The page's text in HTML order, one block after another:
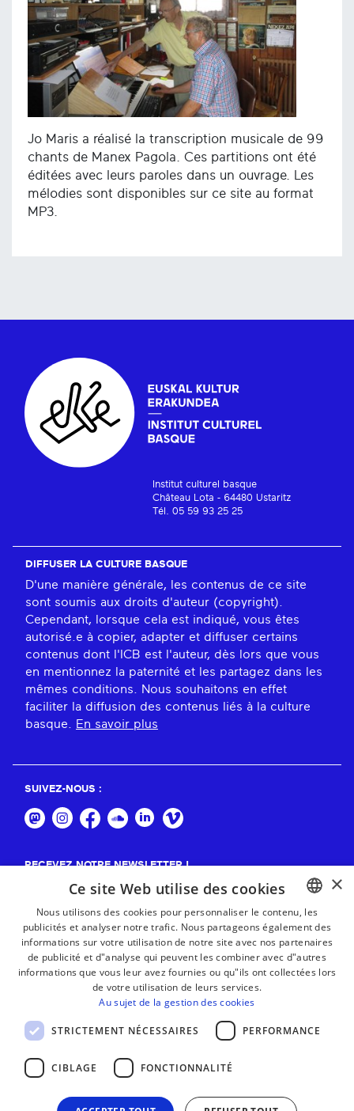
Jo Maris a réalisé la transcription musicale de 99
chants de Manex Pagola. Ces partitions ont été
éditées avec leurs paroles dans un ouvrage. Les
mélodies sont disponibles sur ce site au format
MP3.
Institut culturel basque
Château Lota - 64480 Ustaritz
Tél. 05 59 93 25 25
DIFFUSER LA CULTURE BASQUE
D'une manière générale, les contenus de ce site
sont soumis aux droits d'auteur (copyright).
Cependant, lorsque cela est indiqué, vous êtes
autorisé.e à copier, adapter et diffuser certains
contenus dont l'ICB est l'auteur, dès lors que vous
en mentionnez la paternité et les partagez dans les
mêmes conditions. Nous souhaitons en effet
faciliter la diffusion des contenus liés à la culture
basque. En savoir plus
SUIVEZ-NOUS :
RECEVEZ NOTRE NEWSLETTER !
BASQUE
FRENCH
×
Ce site Web utilise des cookies
Nous utilisons des cookies pour personnaliser le contenu, les
publicités et analyser notre trafic. Nous partageons également des
informations sur votre utilisation de notre site avec nos partenaires
de publicité et d"analyse qui peuvent les combiner avec d"autres
informations que vous leur avez fournies ou qu"ils ont collectées lors
de votre utilisation de leurs services.
Au sujet de la gestion des cookies
STRICTEMENT NÉCESSAIRES PERFORMANCE
CIBLAGE FONCTIONNALITÉ